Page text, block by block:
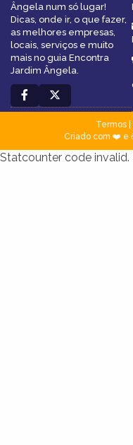
Ângela num só lugar!
Dicas, onde ir, o que fazer,
as melhores empresas,
locais, serviços e muito
mais no guia Encontra
Jardim Ângela.
Termos|
Criado com ❤️ e
Statcounter code invalid.